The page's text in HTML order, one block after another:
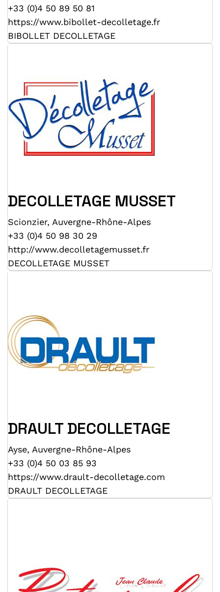
+33 (0)4 50 89 50 81
https://www.bibollet-decolletage.fr
BIBOLLET DECOLLETAGE
DECOLLETAGE MUSSET
Scionzier, Auvergne-Rhône-Alpes
+33 (0)4 50 98 30 29
http://www.decolletagemusset.fr
DECOLLETAGE MUSSET
DRAULT DECOLLETAGE
Ayse, Auvergne-Rhône-Alpes
+33 (0)4 50 03 85 93
https://www.drault-decolletage.com
DRAULT DECOLLETAGE